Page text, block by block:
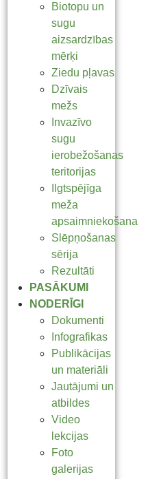
Biotopu un
sugu
aizsardzības
mērķi
Ziedu pļavas
Dzīvais
mežs
Invazīvo
sugu
ierobežošanas
teritorijas
Ilgtspējīga
meža
apsaimniekošana
Slēpņošanas
sērija
Rezultāti
PASĀKUMI
NODERĪGI
Dokumenti
Infografikas
Publikācijas
un materiāli
Jautājumi un
atbildes
Video
lekcijas
Foto
galerijas